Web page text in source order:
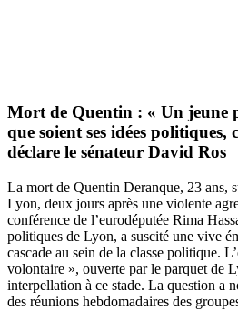
Mort de Quentin : « Un jeune
que soient ses idées politiques,
déclare le sénateur David Ros
La mort de Quentin Deranque, 23 ans,
Lyon, deux jours après une violente
conférence de l’eurodéputée Rima
politiques de Lyon, a suscité une vive
cascade au sein de la classe politique.
volontaire », ouverte par le parquet de
interpellation à ce stade. La question a
des réunions hebdomadaires des